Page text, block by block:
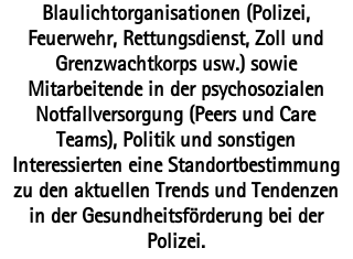
Blaulichtorganisationen (Polizei,
Feuerwehr, Rettungsdienst, Zoll und
Grenzwachtkorps usw.) sowie
Mitarbeitende in der psychosozialen
Notfallversorgung (Peers und Care
Teams), Politik und sonstigen
Interessierten eine Standortbestimmung
zu den aktuellen Trends und Tendenzen
in der Gesundheitsförderung bei der
Polizei.